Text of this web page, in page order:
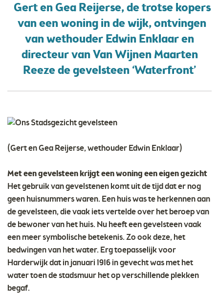
Gert en Gea Reijerse, de trotse kopers
van een woning in de wijk, ontvingen
van wethouder Edwin Enklaar en
directeur van Van Wijnen Maarten
Reeze de gevelsteen ‘Waterfront’
(Gert en Gea Reijerse, wethouder Edwin Enklaar)
Met een gevelsteen krijgt een woning een eigen gezicht
Het gebruik van gevelstenen komt uit de tijd dat er nog
geen huisnummers waren. Een huis was te herkennen aan
de gevelsteen, die vaak iets vertelde over het beroep van
de bewoner van het huis. Nu heeft een gevelsteen vaak
een meer symbolische betekenis. Zo ook deze, het
bedwingen van het water. Erg toepasselijk voor
Harderwijk dat in januari 1916 in gevecht was met het
water toen de stadsmuur het op verschillende plekken
begaf.